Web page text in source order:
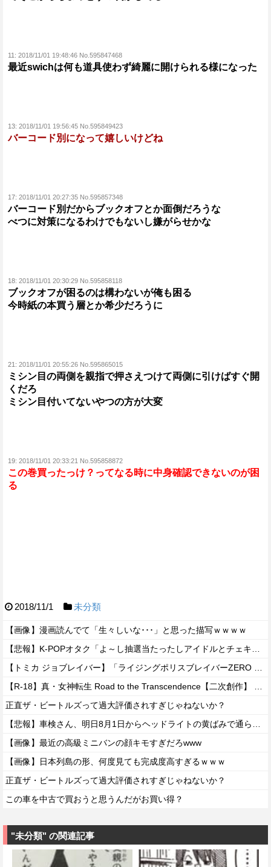
11: 2018/11/01 19:48:46 No.595847468
最近swichは何も道具使わず綺麗に開けられる様になった
13: 2018/11/01 19:56:45 No.595849423
バーコード別になって嬉しいけどね
17: 2018/11/01 20:27:35 No.595857348
バーコード別だからブックオフとか面倒だろうな
べつに対策になるわけでもないし嫌がらせかな
18: 2018/11/01 20:30:29 No.595858118
ブックオフが困るのは構わないが俺も困る
今時紙の本買う層とか希少だろうに
21: 2018/11/01 20:55:26 No.595865015
ミシン目の両側を親指で押さえつけて両側に引けばすぐ開
くだろ
ミシン目付いてないやつの方が大変
19: 2018/11/01 20:33:21 No.595858872
この巻買ったっけ？ってなる時に中身確認できないのが困
る
2018/11/1 未分類
【画像】漫画読んでて「生々しいな･･･」と思った描写ｗｗｗｗ
正直ザ・ビートルズって過大評価されすぎじゃねないか？
【画像】最近の高級ミニバンの顔キモすぎだろwww
【画像】日本列島の形、何度見ても完成度高すぎるｗｗｗ
正直ザ・ビートルズって過大評価されすぎじゃねないか？
この車を中古で買おうと思うんだがお買い得？
"未分類" の関連記事